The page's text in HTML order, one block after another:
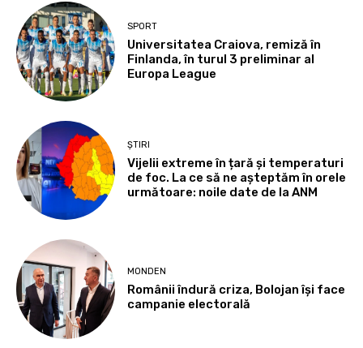
SPORT
Universitatea Craiova, remiză în
Finlanda, în turul 3 preliminar al
Europa League
ȘTIRI
Vijelii extreme în țară și temperaturi
de foc. La ce să ne așteptăm în orele
următoare: noile date de la ANM
MONDEN
Românii îndură criza, Bolojan își face
campanie electorală